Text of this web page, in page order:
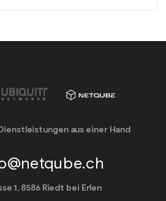
aus einer Hand
1, 8586 Riedt bei Erlen